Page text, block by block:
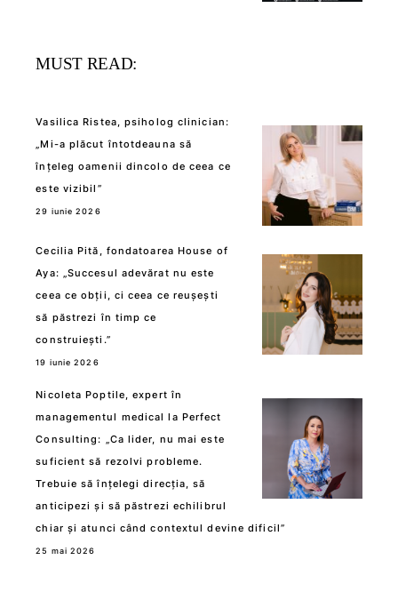
MUST READ:
Vasilica Ristea, psiholog clinician:
„Mi-a plăcut întotdeauna să
înțeleg oamenii dincolo de ceea ce
este vizibil”
29 iunie 2026
Cecilia Pită, fondatoarea House of
Aya: „Succesul adevărat nu este
ceea ce obții, ci ceea ce reușești
să păstrezi în timp ce
construiești.”
19 iunie 2026
Nicoleta Poptile, expert în
managementul medical la Perfect
Consulting: „Ca lider, nu mai este
suficient să rezolvi probleme.
Trebuie să înțelegi direcția, să
anticipezi și să păstrezi echilibrul
chiar și atunci când contextul devine dificil”
25 mai 2026